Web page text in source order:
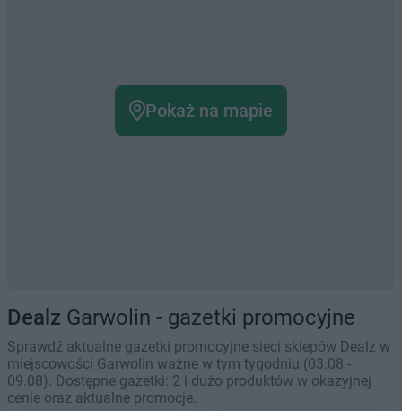
Pokaż na mapie
Dealz Garwolin - gazetki promocyjne
Sprawdź aktualne gazetki promocyjne sieci sklepów Dealz w
miejscowości Garwolin ważne w tym tygodniu (03.08 -
09.08). Dostępne gazetki: 2 i dużo produktów w okazyjnej
cenie oraz aktualne promocje.